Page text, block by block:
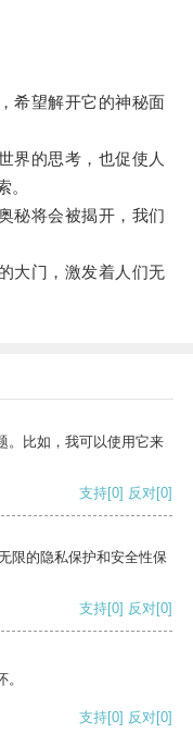
望解开它的神秘面
的思考，也促使人
。
将会被揭开，我们
门，激发着人们无
。比如，我可以使用它来
支持[0] 反对[0]
限的隐私保护和安全性保
支持[0] 反对[0]
支持[0] 反对[0]